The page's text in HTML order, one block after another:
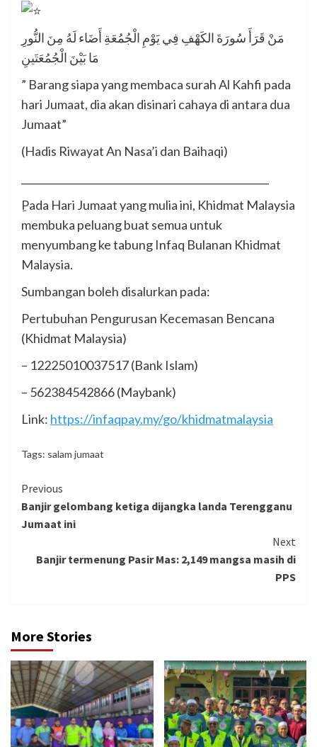
مَنْ قَرَأَ سُورَةَ الكَهْفِ فِي يَوْمِ الْجُمُعَةِ أَضَاء لَهُ مِنَ النُّورِ
مَا بَيْنَ الْجُمُعَتَينِ
” Barang siapa yang membaca surah Al Kahfi pada
hari Jumaat, dia akan disinari cahaya di antara dua
Jumaat”
(Hadis Riwayat An Nasa’i dan Baihaqi)
ِPada Hari Jumaat yang mulia ini, Khidmat Malaysia
membuka peluang buat semua untuk
menyumbang ke tabung Infaq Bulanan Khidmat
Malaysia.
Sumbangan boleh disalurkan pada:
Pertubuhan Pengurusan Kecemasan Bencana
(Khidmat Malaysia)
– 12225010037517 (Bank Islam)
– 562384542866 (Maybank)
Link: https://infaqpay.my/go/khidmatmalaysia
Tags: salam jumaat
Continue
Reading
Previous
Banjir gelombang ketiga dijangka landa Terengganu
Jumaat ini
Next
Banjir termenung Pasir Mas: 2,149 mangsa masih di
PPS
More Stories